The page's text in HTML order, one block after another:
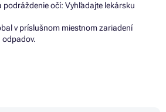
podráždenie očí: Vyhľadajte lekársku
v príslušnom miestnom zariadení
odpadov.